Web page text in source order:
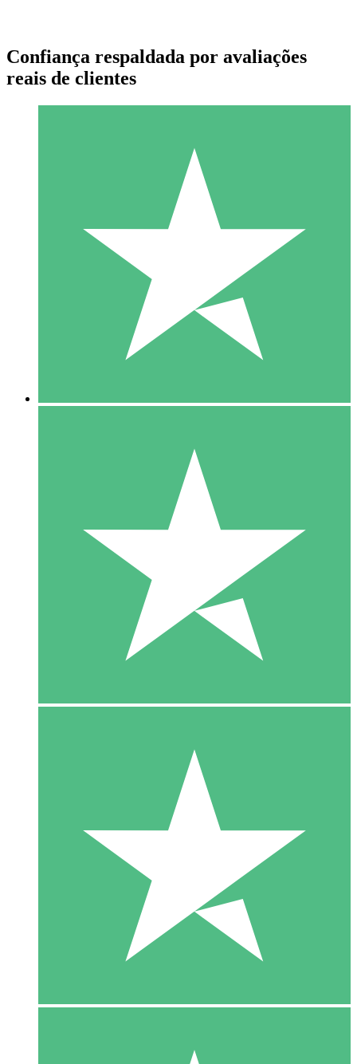
Pacotes de Créditos Individuais
Pague conforme o uso com créditos de download. Sem
1000
10 Downloads
20 00
Confiança respaldada por avaliações
reais de clientes